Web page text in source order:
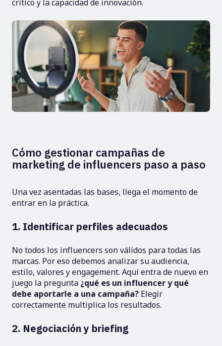
crítico y la capacidad de innovación.
Cómo gestionar campañas de
marketing de influencers paso a paso
Una vez asentadas las bases, llega el momento de
entrar en la práctica.
1. Identificar perfiles adecuados
No todos los influencers son válidos para todas las
marcas. Por eso debemos analizar su audiencia,
estilo, valores y engagement. Aquí entra de nuevo en
juego la pregunta ¿qué es un influencer y qué
debe aportarle a una campaña? Elegir
correctamente multiplica los resultados.
2. Negociación y briefing